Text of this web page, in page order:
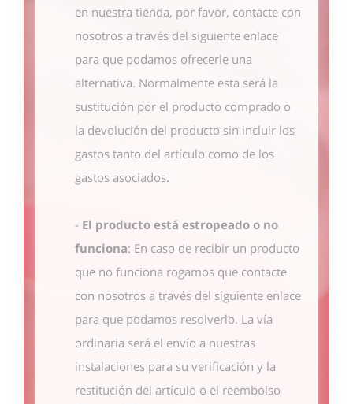
en nuestra tienda, por favor, contacte con
nosotros a través del siguiente enlace
para que podamos ofrecerle una
alternativa. Normalmente esta será la
sustitución por el producto comprado o
la devolución del producto sin incluir los
gastos tanto del artículo como de los
gastos asociados.
- El producto está estropeado o no
funciona: En caso de recibir un producto
que no funciona rogamos que contacte
con nosotros a través del siguiente enlace
para que podamos resolverlo. La vía
ordinaria será el envío a nuestras
instalaciones para su verificación y la
restitución del artículo o el reembolso